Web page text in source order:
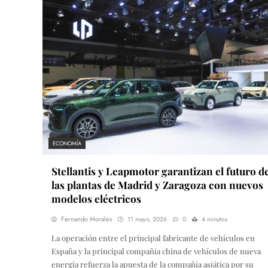
ECONOMÍA
Stellantis y Leapmotor garantizan el futuro
las plantas de Madrid y Zaragoza con nuevos
modelos eléctricos
Fernando Morales 11 mayo, 2026 0 4 minutos
La operación entre el principal fabricante de vehículos en
España y la principal compañía china de vehículos de nueva
energía refuerza la apuesta de la compañía asiática por su